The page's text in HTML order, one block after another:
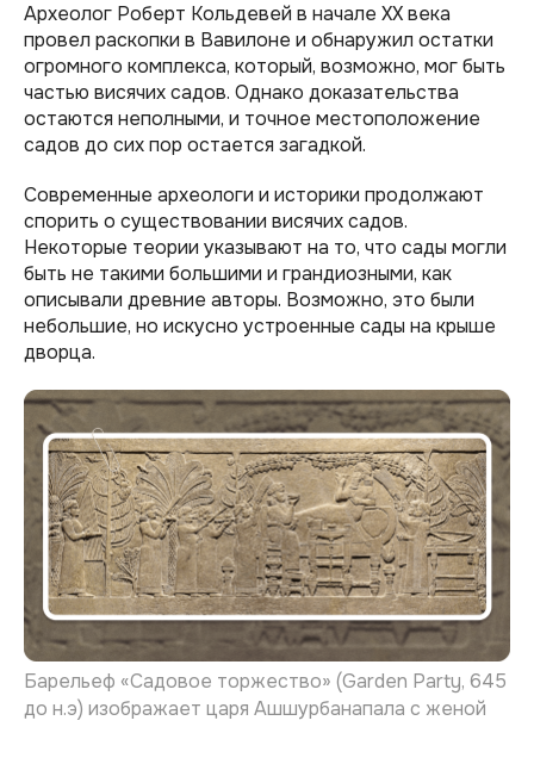
Археолог Роберт Кольдевей в начале XX века
провел раскопки в Вавилоне и обнаружил остатки
огромного комплекса, который, возможно, мог быть
частью висячих садов. Однако доказательства
остаются неполными, и точное местоположение
садов до сих пор остается загадкой.
Современные археологи и историки продолжают
спорить о существовании висячих садов.
Некоторые теории указывают на то, что сады могли
быть не такими большими и грандиозными, как
описывали древние авторы. Возможно, это были
небольшие, но искусно устроенные сады на крыше
дворца.
Барельеф «Садовое торжество» (Garden Party, 645
до н.э) изображает царя Ашшурбанапала с женой